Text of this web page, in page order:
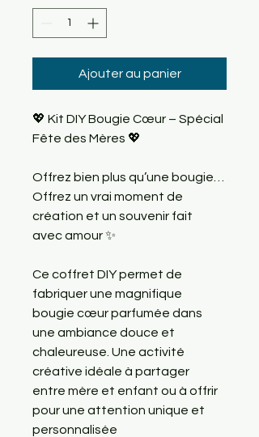
Ajouter au panier
💖 Kit DIY Bougie Cœur – Spécial
Fête des Mères 💖
Offrez bien plus qu’une bougie…
Offrez un vrai moment de
création et un souvenir fait
avec amour ✨
Ce coffret DIY permet de
fabriquer une magnifique
bougie cœur parfumée dans
une ambiance douce et
chaleureuse. Une activité
créative idéale à partager
entre mère et enfant ou à offrir
pour une attention unique et
personnalisée